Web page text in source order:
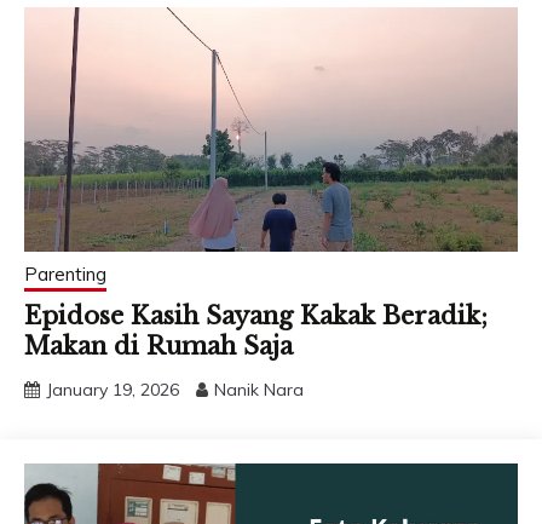
Parenting
Epidose Kasih Sayang Kakak Beradik;
Makan di Rumah Saja
January 19, 2026 Nanik Nara